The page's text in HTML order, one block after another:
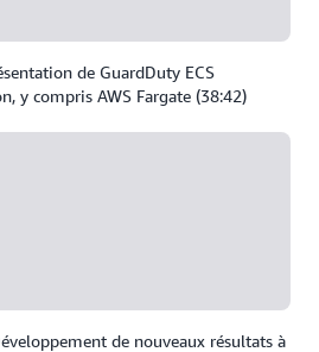
de GuardDuty ECS
y compris AWS Fargate (38:42)
de nouveaux résultats à